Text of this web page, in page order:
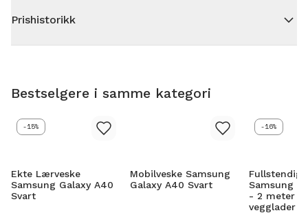
Prishistorikk
Bestselgere i samme kategori
-15%
Ekte Lærveske
Samsung Galaxy A40
Svart
Mobilveske Samsung
Galaxy A40 Svart
-16%
Fullstendig
Samsung
- 2 meter
vegglader